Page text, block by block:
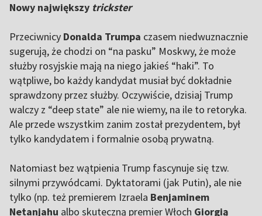
Nowy największy trickster
Przeciwnicy Donalda Trumpa czasem niedwuznacznie
sugerują, że chodzi on “na pasku” Moskwy, że może
służby rosyjskie mają na niego jakieś “haki”. To
wątpliwe, bo każdy kandydat musiał być dokładnie
sprawdzony przez służby. Oczywiście, dzisiaj Trump
walczy z “deep state” ale nie wiemy, na ile to retoryka.
Ale przede wszystkim zanim został prezydentem, był
tylko kandydatem i formalnie osobą prywatną.
Natomiast bez wątpienia Trump fascynuje się tzw.
silnymi przywódcami. Dyktatorami (jak Putin), ale nie
tylko (np. też premierem Izraela Benjaminem
Netanjahu albo skuteczną premier Włoch Giorgią